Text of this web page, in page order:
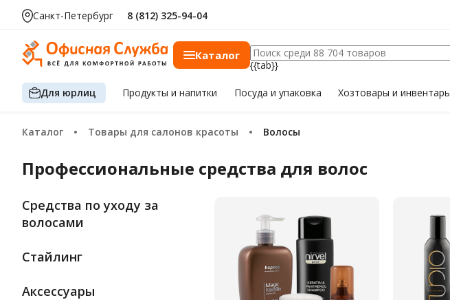
Санкт-Петербург 8 (812) 325-94-04
Каталог
{{tab}}
Для юрлиц Продуктыи напитки Посуда и упаковка Хозтоварыи инвентарь
Каталог Товары для салонов красоты Волосы
Профессиональные средства для волос
Средства по уходу за
волосами
Стайлинг
Аксессуары